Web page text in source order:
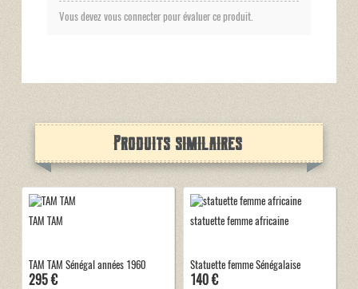
Vous devez vous connecter pour évaluer ce produit.
Produits similaires
TAM TAM
TAM TAM Sénégal années 1960
295 €
statuette femme africaine
Statuette femme Sénégalaise
140 €